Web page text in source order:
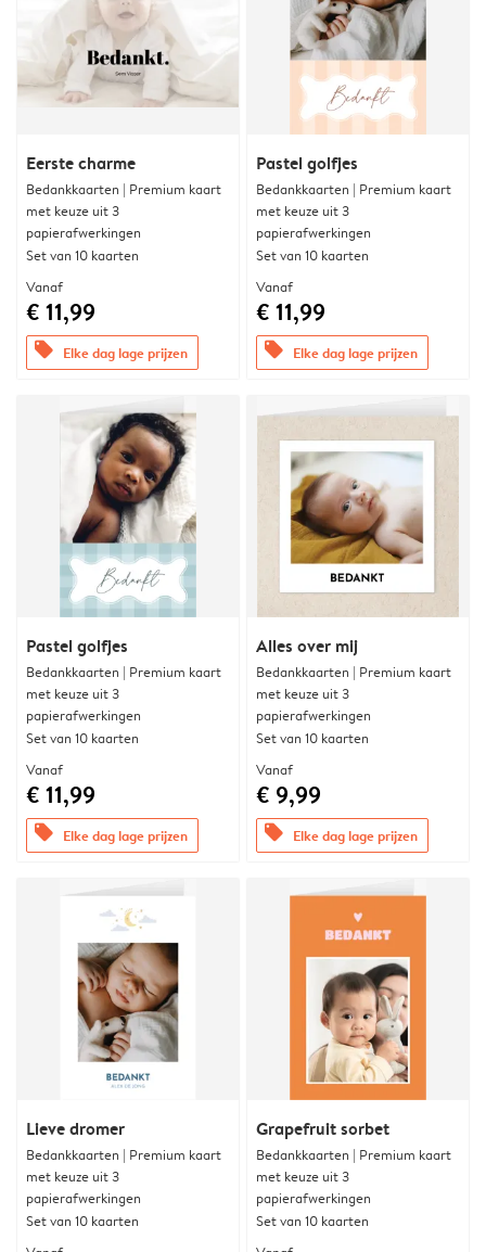
Eerste charme
Bedankkaarten | Premium kaart
met keuze uit 3
papierafwerkingen
Set van 10 kaarten
Vanaf
€ 11,99
offers Elke dag lage prijzen
Pastel golfjes
Bedankkaarten | Premium kaart
met keuze uit 3
papierafwerkingen
Set van 10 kaarten
Vanaf
€ 11,99
offers Elke dag lage prijzen
Pastel golfjes
Bedankkaarten | Premium kaart
met keuze uit 3
papierafwerkingen
Set van 10 kaarten
Vanaf
€ 11,99
offers Elke dag lage prijzen
Alles over mij
Bedankkaarten | Premium kaart
met keuze uit 3
papierafwerkingen
Set van 10 kaarten
Vanaf
€ 9,99
offers Elke dag lage prijzen
Lieve dromer
Bedankkaarten | Premium kaart
met keuze uit 3
papierafwerkingen
Set van 10 kaarten
Grapefruit sorbet
Bedankkaarten | Premium kaart
met keuze uit 3
papierafwerkingen
Set van 10 kaarten